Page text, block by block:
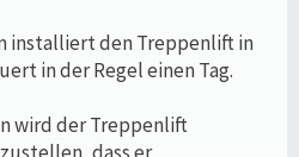
installiert den Treppenlift in
in der Regel einen Tag.
wird der Treppenlift